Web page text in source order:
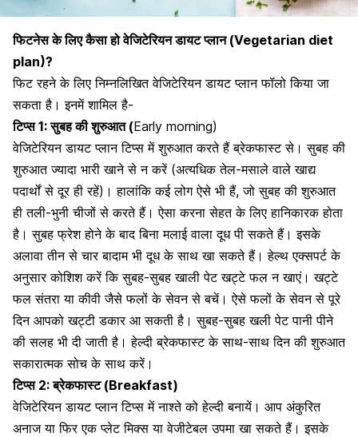
फिटनेस के लिए कैसा हो वेजिटेरियन डायट प्लान (Vegetarian diet
plan)?
फिट रहने के लिए निम्नलिखितवेजिटेरियन डायट प्लान फॉलो किया जा
सकता है। इनमें शामिल है-
टिप्स 1: सुबह की शुरुआत (Early morning)
वेजिटेरियन डायट प्लान टिप्स में शुरुआत करते हैं ब्रेकफास्ट से। सुबह की
शुरुआत ज्‍यादा भारी खाने से न करें (अत्यधिक तेल-मसाले वाले खाद्य
पदार्थों से दूर ही रहें)। हालांकि कई लोग ऐसे भी हैं, जो सुबह की शुरुआत
ही तली-भुनी चीजों से करते हैं। ऐसा करना सेहत के लिए हानिकारक होता
है। सुबह फ्रेश होने के बाद बिना मलाई वाला दूध पी सकते हैं। इसके
अलावा तीन से चार बादाम भी दूध के साथ खा सकते हैं। हेल्थ एक्सपर्ट के
अनुसार कोशिश करें कि सुबह-सुबह खाली पेट खट्टे फल न खाएं। खट्टे
फल संतरा याकीवी जैसे फलों के सेवन से बचें। ऐसे फलों के सेवन से पूरे
दिन आपको खट्टी डकार आ सकती है। सुबह-सुबह खली पेट पानी पीने
की सलह भी दी जाती है। हेल्दी ब्रेकफास्ट के साथ-साथ दिन की शुरुआत
सकारात्मक सोच के साथ करें।
टिप्स 2:ब्रेकफास्ट (Breakfast)
वेजिटेरियन डायट प्लान टिप्स में नाश्ते को हेल्दी बनायें। आप अंकुरित
अनाज या फिर एक प्लेट मिक्स या वेजीटेबल उपमा खा सकते हैं। इसके